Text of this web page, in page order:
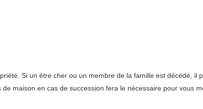
Si un être cher ou un membre de la famille est décédé, il
maison en cas de succession fera le nécessaire pour vous